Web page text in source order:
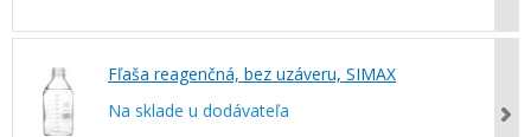
Fľaša reagenčná, bez uzáveru, SIMAX
Na sklade u dodávateľa